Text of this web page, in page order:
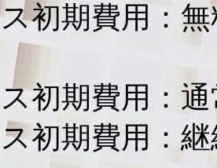
初期費用：
初期費用：
初期費用：